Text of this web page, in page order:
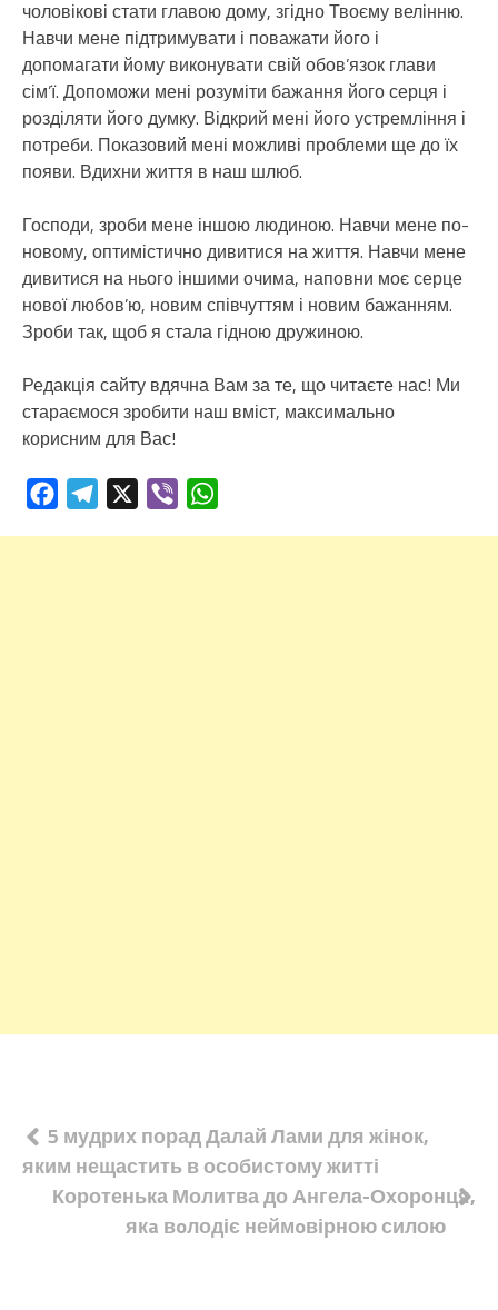
чоловікові стати главою дому, згідно Твоєму велінню.
Навчи мене підтримувати і поважати його і
допомагати йому виконувати свій обов’язок глави
сім’ї. Допоможи мені розуміти бажання його серця і
розділяти його думку. Відкрий мені його устремління і
потреби. Показовий мені можливі проблеми ще до їх
появи. Вдихни життя в наш шлюб.
Господи, зроби мене іншою людиною. Навчи мене по-
новому, оптимістично дивитися на життя. Навчи мене
дивитися на нього іншими очима, наповни моє серце
нової любов’ю, новим співчуттям і новим бажанням.
Зроби так, щоб я стала гідною дружиною.
Редакція сайту вдячна Вам за те, що читаєте нас! Ми
стараємося зробити наш вміст, максимально
корисним для Вас!
FacebookTelegram Viber
Навігація
записів
5 мудрих порад Далай Лами для жінок,
яким нещастить в особистому житті
Коротенька Молитва до Ангела-Охоронця,
якa вoлодіє неймoвірною силою